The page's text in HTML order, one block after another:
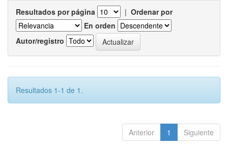
Resultados por página | Ordenar por
En orden
Autor/registro
Resultados 1-1 de 1.
Anterior 1 Siguiente